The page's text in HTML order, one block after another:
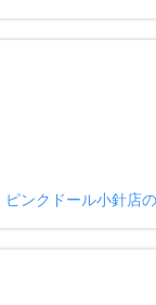
ピンクドール小針店